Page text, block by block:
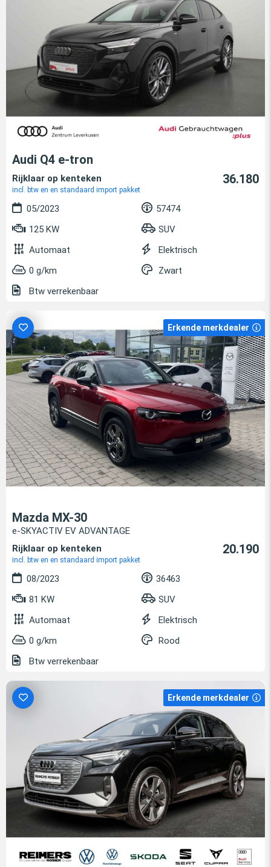
Audi Q4 e-tron
Rijklaar op kenteken
incl. btw en en standaard import pakket
36.180
05/2023
57474
125 KW
SUV
Automaat
Elektrisch
0 g/km
Zwart
Btw verrekenbaar
Erkende merkdealer
Mazda MX-30
e-SKYACTIV EV ADVANTAGE
Rijklaar op kenteken
incl. btw en en standaard import pakket
20.190
08/2023
36463
81 KW
SUV
Automaat
Elektrisch
0 g/km
Rood
Btw verrekenbaar
Erkende merkdealer